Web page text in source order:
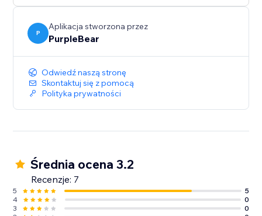
P
Aplikacja stworzona przez
PurpleBear
Odwiedź naszą stronę
Skontaktuj się z pomocą
Polityka prywatności
Średnia ocena 3.2
Recenzje: 7
5
5
4
0
3
0